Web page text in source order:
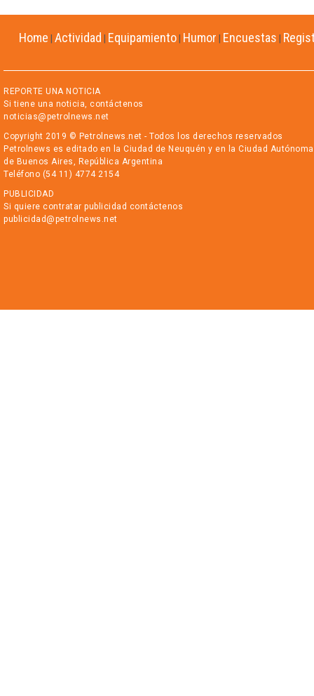
Home Actividad Equipamiento Humor Encuestas
REPORTE UNA NOTICIA
Si tiene una noticia, contáctenos
noticias@petrolnews.net
Copyright 2019 © Petrolnews.net - Todos los derechos reservados
Petrolnews es editado en la Ciudad de Neuquén y en la Ciudad Autónoma
de Buenos Aires, República Argentina
Teléfono (54 11) 4774 2154
PUBLICIDAD
Si quiere contratar publicidad contáctenos
publicidad@petrolnews.net